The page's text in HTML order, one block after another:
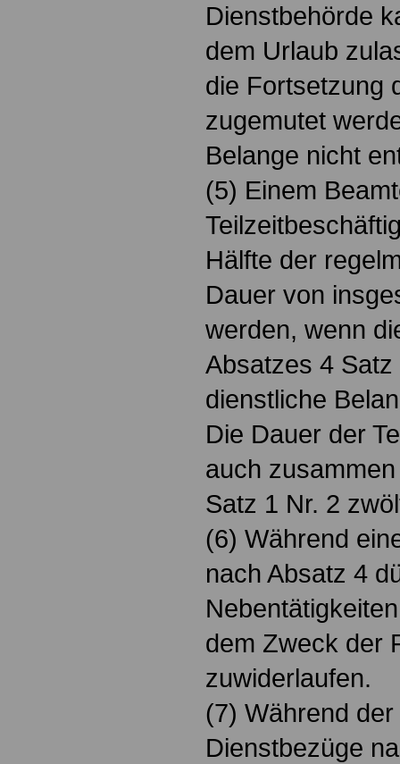
Dienstbehörde
dem Urlaub
die Fortsetzung
zugemutet
Belange nicht
(5) Einem
Hälfte der
Dauer von
werden, wenn
Absatzes 4
dienstliche
Die Dauer der
auch
Satz 1 Nr. 2
(6) Während
nach Absatz 4
dem Zweck der
zuwiderlaufen.
(7) Während
Dienstbezüge